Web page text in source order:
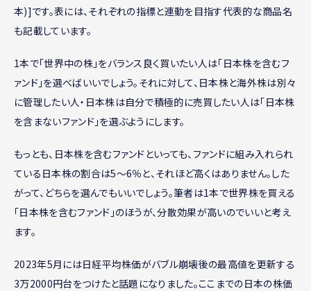
本)]です。表には、それぞれの指標と連動を目指す代表的な商品名
も記載しています。
1本で「世界中の株」をバランス良く買いたい人は「日本株を含むフ
ァンド」を選べばいいでしょう。それに対して、日本株と海外株は別々
に管理したい人・日本株は自分で積極的に売買したい人は「日本株
を含まないファンド」を選ぶようにします。
もっとも、日本株を含むファンドといっても、ファンドに組み入れられ
ている日本株の割合は5〜6％と、それほど高くはありません。した
がって、どちらを選んでもいいでしょう。筆者は1本で世界株を買える
「日本株を含むファンド」のほうが、分散効果が高いのでいいと考え
ます。
2023年5月には日経平均株価がバブル崩壊後の最高値を更新する
3万2000円台をつけたと話題になりました。ここまでの日本の株価